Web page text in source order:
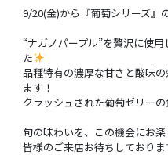
9/20(金)から『葡萄シリーズ』
“ナガノパープル”を贅沢に使
た
品種特有の濃厚な甘さと酸味
ます！
クラッシュされた葡萄ゼリー
旬の味わいを、この機会にお
皆様のご来店お待ちしており